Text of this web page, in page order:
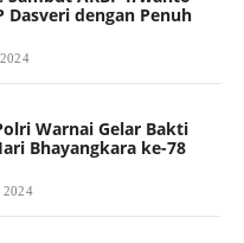
Dasveri dengan Penuh
Warnai Gelar Bakti
Bhayangkara ke-78
2024